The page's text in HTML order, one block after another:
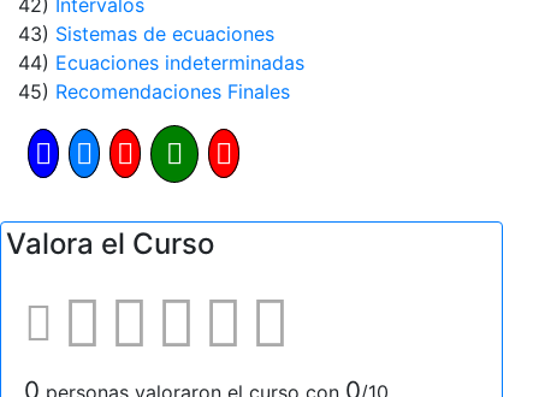
42) Intérvalos
43) Sistemas de ecuaciones
44) Ecuaciones indeterminadas
45) Recomendaciones Finales
Valora el Curso
0 personas valoraron el curso con 0/10